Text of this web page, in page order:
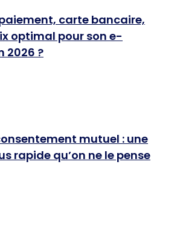
carte bancaire,
optimal pour son e-
2026 ?
mutuel : une
rapide qu’on ne le pense